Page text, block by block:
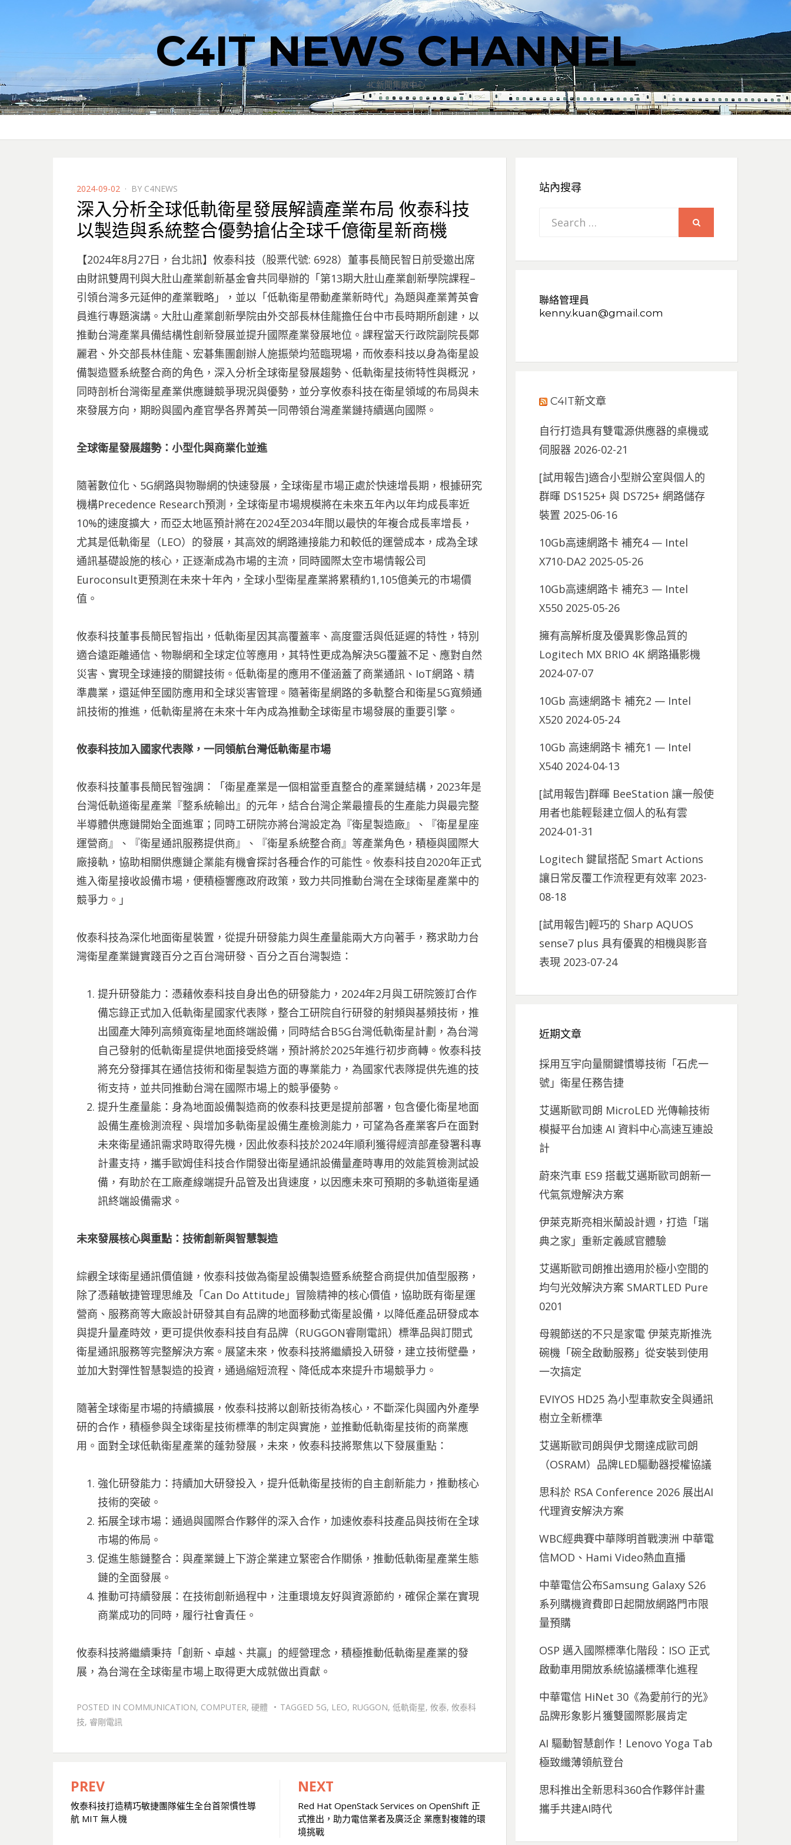
C4IT NEWS CHANNEL
4C新聞集散中心
POSTED
ON
2024-09-02 BY C4NEWS
深入分析全球低軌衛星發展解讀產業布局 攸泰科技
以製造與系統整合優勢搶佔全球千億衛星新商機
【2024年8月27日，台北訊】攸泰科技（股票代號: 6928）董事長簡民智日前受邀出席
由財訊雙周刊與大肚山產業創新基金會共同舉辦的「第13期大肚山產業創新學院課程–
引領台灣多元延伸的產業戰略」，並以「低軌衛星帶動產業新時代」為題與產業菁英會
員進行專題演講。大肚山產業創新學院由外交部長林佳龍擔任台中市長時期所創建，以
推動台灣產業具備結構性創新發展並提升國際產業發展地位。課程當天行政院副院長鄭
麗君、外交部長林佳龍、宏碁集團創辦人施振榮均蒞臨現場，而攸泰科技以身為衛星設
備製造暨系統整合商的角色，深入分析全球衛星發展趨勢、低軌衛星技術特性與概況，
同時剖析台灣衛星產業供應鏈競爭現況與優勢，並分享攸泰科技在衛星領域的布局與未
來發展方向，期盼與國內產官學各界菁英一同帶領台灣產業鏈持續邁向國際。
全球衛星發展趨勢：小型化與商業化並進
隨著數位化、5G網路與物聯網的快速發展，全球衛星市場正處於快速增長期，根據研究
機構Precedence Research預測，全球衛星市場規模將在未來五年內以年均成長率近
10%的速度擴大，而亞太地區預計將在2024至2034年間以最快的年複合成長率增長，
尤其是低軌衛星（LEO）的發展，其高效的網路連接能力和較低的運營成本，成為全球
通訊基礎設施的核心，正逐漸成為市場的主流，同時國際太空市場情報公司
Euroconsult更預測在未來十年內，全球小型衛星產業將累積約1,105億美元的市場價
值。
攸泰科技董事長簡民智指出，低軌衛星因其高覆蓋率、高度靈活與低延遲的特性，特別
適合遠距離通信、物聯網和全球定位等應用，其特性更成為解決5G覆蓋不足、應對自然
災害、實現全球連接的關鍵技術。低軌衛星的應用不僅涵蓋了商業通訊、IoT網路、精
準農業，還延伸至國防應用和全球災害管理。隨著衛星網路的多軌整合和衛星5G寬頻通
訊技術的推進，低軌衛星將在未來十年內成為推動全球衛星市場發展的重要引擎。
攸泰科技加入國家代表隊，一同領航台灣低軌衛星市場
攸泰科技董事長簡民智強調：「衛星產業是一個相當垂直整合的產業鏈結構，2023年是
台灣低軌道衛星產業『整系統輸出』的元年，結合台灣企業最擅長的生產能力與最完整
半導體供應鏈開始全面進軍；同時工研院亦將台灣設定為『衛星製造廠』、『衛星星座
運營商』、『衛星通訊服務提供商』、『衛星系統整合商』等產業角色，積極與國際大
廠接軌，協助相關供應鏈企業能有機會探討各種合作的可能性。攸泰科技自2020年正式
進入衛星接收設備市場，便積極響應政府政策，致力共同推動台灣在全球衛星產業中的
競爭力。」
攸泰科技為深化地面衛星裝置，從提升研發能力與生產量能兩大方向著手，務求助力台
灣衛星產業鏈實踐百分之百台灣研發、百分之百台灣製造：
提升研發能力：憑藉攸泰科技自身出色的研發能力，2024年2月與工研院簽訂合作
備忘錄正式加入低軌衛星國家代表隊，整合工研院自行研發的射頻與基頻技術，推
出國產大陣列高頻寬衛星地面終端設備，同時結合B5G台灣低軌衛星計劃，為台灣
自己發射的低軌衛星提供地面接受終端，預計將於2025年進行初步商轉。攸泰科技
將充分發揮其在通信技術和衛星製造方面的專業能力，為國家代表隊提供先進的技
術支持，並共同推動台灣在國際市場上的競爭優勢。
提升生產量能：身為地面設備製造商的攸泰科技更是提前部署，包含優化衛星地面
設備生產檢測流程、與增加多軌衛星設備生產檢測能力，可望為各產業客戶在面對
未來衛星通訊需求時取得先機，因此攸泰科技於2024年順利獲得經濟部產發署科專
計畫支持，攜手歐姆佳科技合作開發出衛星通訊設備量產時專用的效能質檢測試設
備，有助於在工廠產線端提升品管及出貨速度，以因應未來可預期的多軌道衛星通
訊終端設備需求。
未來發展核心與重點：技術創新與智慧製造
綜觀全球衛星通訊價值鏈，攸泰科技做為衞星設備製造暨系統整合商提供加值型服務，
除了憑藉敏捷管理思維及「Can Do Attitude」冒險精神的核心價值，協助既有衛星運
營商、服務商等大廠設計研發其自有品牌的地面移動式衛星設備，以降低產品研發成本
與提升量產時效，更可提供攸泰科技自有品牌（RUGGON睿剛電訊）標準品與訂閱式
衛星通訊服務等完整解決方案。展望未來，攸泰科技將繼續投入研發，建立技術壁壘，
並加大對彈性智慧製造的投資，通過縮短流程、降低成本來提升市場競爭力。
隨著全球衛星市場的持續擴展，攸泰科技將以創新技術為核心，不斷深化與國內外產學
研的合作，積極參與全球衛星技術標準的制定與實施，並推動低軌衛星技術的商業應
用。面對全球低軌衛星產業的蓬勃發展，未來，攸泰科技將聚焦以下發展重點：
強化研發能力：持續加大研發投入，提升低軌衛星技術的自主創新能力，推動核心
技術的突破。
拓展全球市場：通過與國際合作夥伴的深入合作，加速攸泰科技產品與技術在全球
市場的佈局。
促進生態鏈整合：與產業鏈上下游企業建立緊密合作關係，推動低軌衛星產業生態
鏈的全面發展。
推動可持續發展：在技術創新過程中，注重環境友好與資源節約，確保企業在實現
商業成功的同時，履行社會責任。
攸泰科技將繼續秉持「創新、卓越、共贏」的經營理念，積極推動低軌衛星產業的發
展，為台灣在全球衛星市場上取得更大成就做出貢獻。
POSTED IN COMMUNICATION, COMPUTER, 硬體 TAGGED 5G, LEO, RUGGON, 低軌衛星, 攸泰, 攸泰科
技, 睿剛電訊
文
章
PREV
攸泰科技打造精巧敏捷團隊催生全台首架慣性導
航 MIT 無人機
NEXT
Red Hat OpenStack Services on OpenShift 正
式推出，助力電信業者及廣泛企 業應對複雜的環
境挑戰
站內搜尋
Search
聯絡管理員
kenny.kuan@gmail.com
C4IT新文章
自行打造具有雙電源供應器的桌機或
伺服器 2026-02-21
[試用報告]適合小型辦公室與個人的
群暉 DS1525+ 與 DS725+ 網路儲存
裝置 2025-06-16
10Gb高速網路卡 補充4 — Intel
X710-DA2 2025-05-26
10Gb高速網路卡 補充3 — Intel
X550 2025-05-26
擁有高解析度及優異影像品質的
Logitech MX BRIO 4K 網路攝影機
2024-07-07
10Gb 高速網路卡 補充2 — Intel
X520 2024-05-24
10Gb 高速網路卡 補充1 — Intel
X540 2024-04-13
[試用報告]群暉 BeeStation 讓一般使
用者也能輕鬆建立個人的私有雲
2024-01-31
Logitech 鍵鼠搭配 Smart Actions
讓日常反覆工作流程更有效率 2023-
08-18
[試用報告]輕巧的 Sharp AQUOS
sense7 plus 具有優異的相機與影音
表現 2023-07-24
近期文章
採用互宇向量關鍵慣導技術「石虎一
號」衛星任務告捷
艾邁斯歐司朗 MicroLED 光傳輸技術
模擬平台加速 AI 資料中心高速互連設
計
蔚來汽車 ES9 搭載艾邁斯歐司朗新一
代氣氛燈解決方案
伊萊克斯亮相米蘭設計週，打造「瑞
典之家」重新定義感官體驗
艾邁斯歐司朗推出適用於極小空間的
均勻光效解決方案 SMARTLED Pure
0201
母親節送的不只是家電 伊萊克斯推洗
碗機「碗全啟動服務」從安裝到使用
一次搞定
EVIYOS HD25 為小型車款安全與通訊
樹立全新標準
艾邁斯歐司朗與伊戈爾達成歐司朗
（OSRAM）品牌LED驅動器授權協議
思科於 RSA Conference 2026 展出AI
代理資安解決方案
WBC經典賽中華隊明首戰澳洲 中華電
信MOD、Hami Video熱血直播
中華電信公布Samsung Galaxy S26
系列購機資費即日起開放網路門市限
量預購
OSP 邁入國際標準化階段：ISO 正式
啟動車用開放系統協議標準化進程
中華電信 HiNet 30《為愛前行的光》
品牌形象影片獲雙國際影展肯定
AI 驅動智慧創作！Lenovo Yoga Tab
極致纖薄領航登台
思科推出全新思科360合作夥伴計畫
攜手共建AI時代